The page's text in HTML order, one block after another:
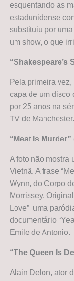
esquentando as
estadunidense
substituiu por
um show, o que
“Shakespeare’s
Pela primeira
capa de um disco
por 25 anos na
TV de Manchester.
“Meat Is Murder”
A foto não mostra
Vietnã. A frase
Wynn, do Corpo
Morrissey.
Love”, uma
documentário
Emile de Antonio.
“The Queen Is
Alain Delon, ator